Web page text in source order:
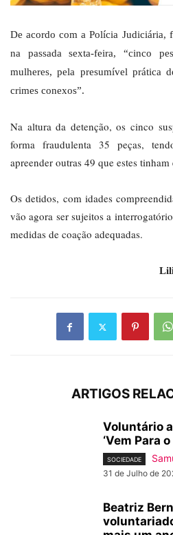
De acordo com a Polícia Judiciária,
na passada sexta-feira, “cinco
mulheres, pela presumível prática
crimes conexos”.
Na altura da detenção, os cinco
forma fraudulenta 35 peças,
apreender outras 49 que estes tinham
Os detidos, com idades
vão agora ser sujeitos a
medidas de coação adequadas.
ARTIGOS
Voluntário
‘Vem Para
SOCIEDADE
31 de Julho de
Beatriz